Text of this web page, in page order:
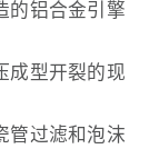
的铝合金引擎
成型开裂的现
管过滤和泡沫